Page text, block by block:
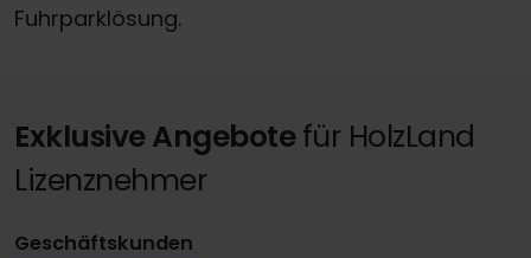
Fuhrparklösung.
Exklusive Angebotefür HolzLand
Lizenznehmer
Geschäftskunden